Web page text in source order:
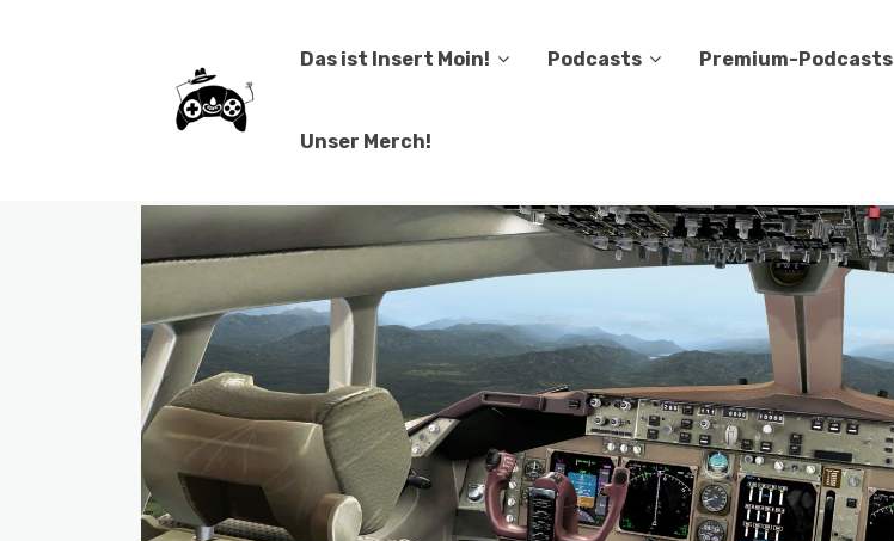
Das ist Insert Moin! Podcasts Premium-Podcasts
Unser Merch!